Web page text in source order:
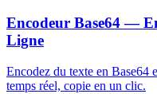
Encodeur Base64 —
Ligne
Encodez du texte en Base64
temps réel, copie en un clic.